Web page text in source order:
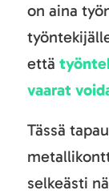
on aina
että
vaarat
Tässä
selkeästi